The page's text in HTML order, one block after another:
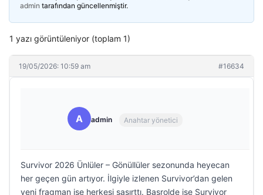
admin tarafından güncellenmiştir.
1 yazı görüntüleniyor (toplam 1)
19/05/2026: 10:59 am #16634
A admin Anahtar yönetici
Survivor 2026 Ünlüler – Gönüllüler sezonunda heyecan
her geçen gün artıyor. İlgiyle izlenen Survivor’dan gelen
yeni fragman ise herkesi şaşırttı. Başrolde ise Survivor